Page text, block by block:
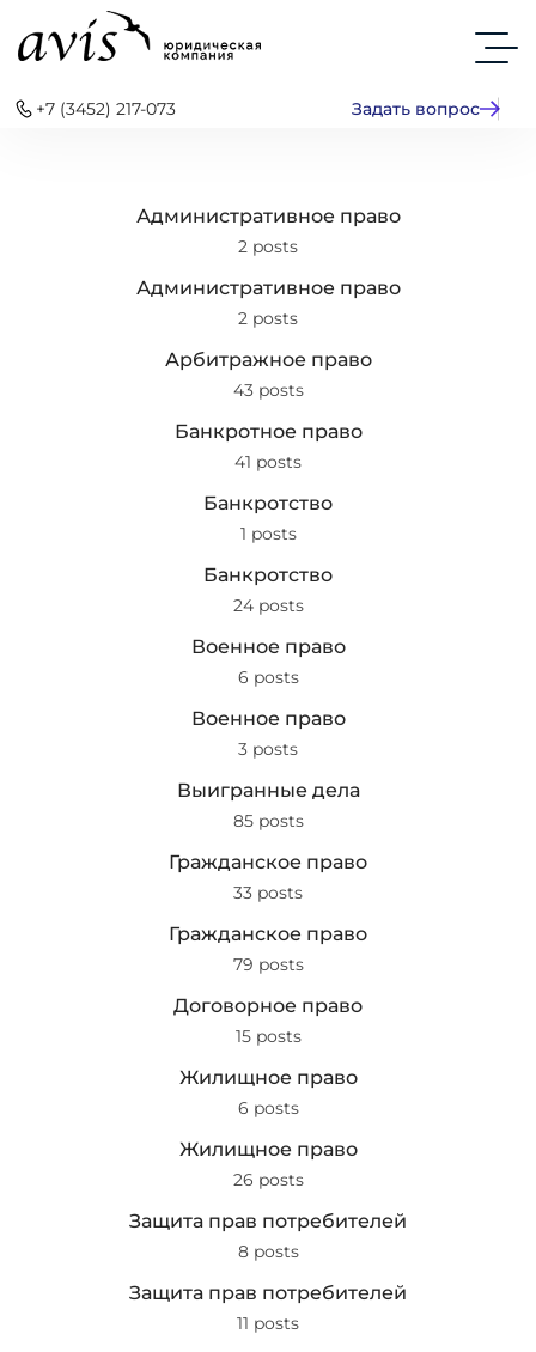
+7 (3452) 217-073 Задать вопрос
Административное право
2 posts
Административное право
2 posts
Арбитражное право
43 posts
Банкротное право
41 posts
Банкротство
1 posts
Банкротство
24 posts
Военное право
6 posts
Военное право
3 posts
Выигранные дела
85 posts
Гражданское право
33 posts
Гражданское право
79 posts
Договорное право
15 posts
Жилищное право
6 posts
Жилищное право
26 posts
Защита прав потребителей
8 posts
Защита прав потребителей
11 posts